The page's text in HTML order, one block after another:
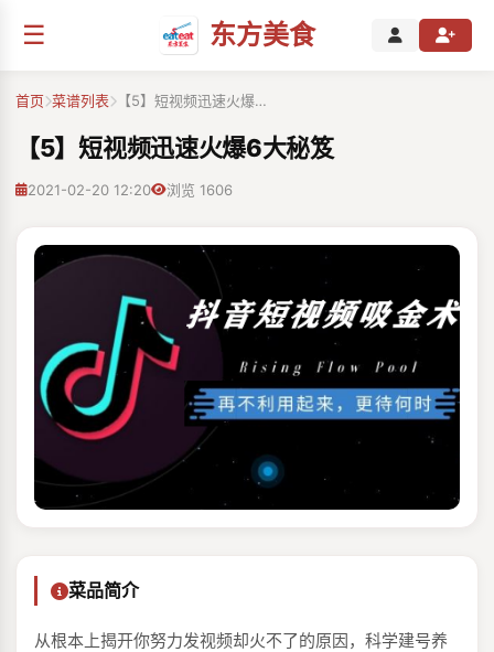
☰ 东方美食
首页 菜谱列表 【5】短视频迅速火爆…
【5】短视频迅速火爆6大秘笈
2021-02-20 12:20 浏览 1606
菜品简介
从根本上揭开你努力发视频却火不了的原因，科学建号养